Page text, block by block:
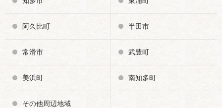
阿久比町 半田市
常滑市 武豊町
美浜町 南知多町
その他周辺地域